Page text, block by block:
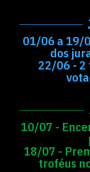
01/06 a 19/
dos
22/06 - 2
10/07 -
18/07 -
troféus